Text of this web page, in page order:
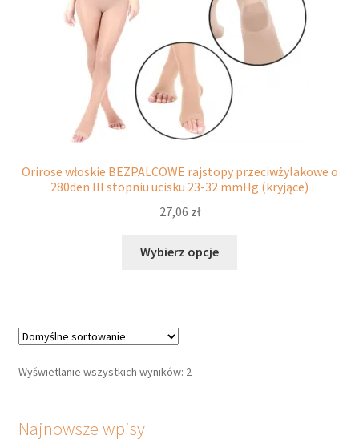
Orirose włoskie BEZPALCOWE rajstopy przeciwżylakowe o
280den III stopniu ucisku 23-32 mmHg (kryjące)
27,06 zł
Wybierz opcje
Wyświetlanie wszystkich wyników: 2
Najnowsze wpisy